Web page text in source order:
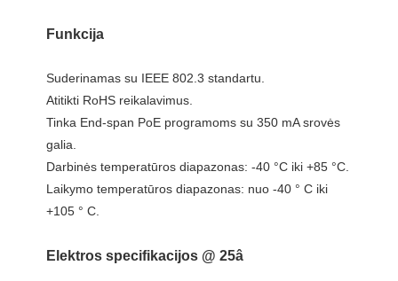
Funkcija
Suderinamas su IEEE 802.3 standartu.
Atitikti RoHS reikalavimus.
Tinka End-span PoE programoms su 350 mA srovės
galia.
Darbinės temperatūros diapazonas: -40 °C iki +85 °C.
Laikymo temperatūros diapazonas: nuo -40 ° C iki
+105 ° C.
Elektros specifikacijos @ 25â